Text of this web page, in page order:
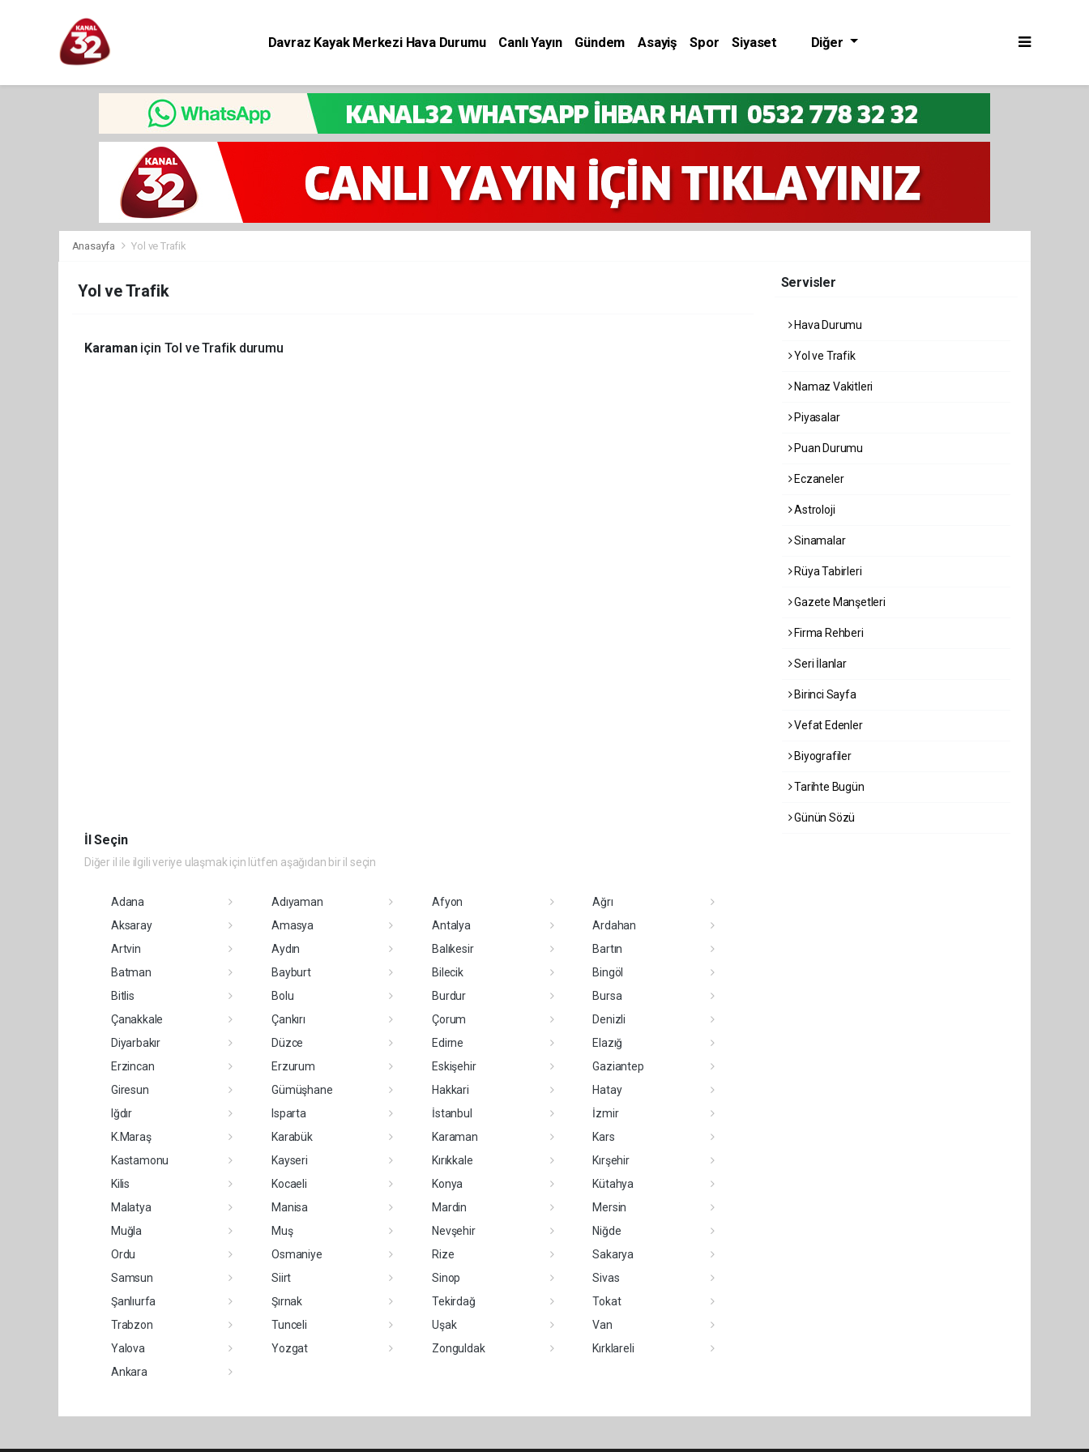
Davraz Kayak Merkezi Hava Durumu Canlı Yayın Gündem Asayiş Spor
Siyaset
Diğer
Anasayfa Yol ve Trafik
Yol ve Trafik
Karaman için Tol ve Trafik durumu
İl Seçin
Diğer il ile ilgili veriye ulaşmak için lütfen aşağıdan bir il seçin
Adana Adıyaman Afyon
Ağrı
Aksaray
Amasya Antalya
Ardahan
Artvin
Aydın Balıkesir
Bartın
Batman
Bayburt Bilecik
Bingöl
Bitlis
Bolu Burdur
Bursa
Çanakkale
Çankırı Çorum
Denizli
Diyarbakır
Düzce Edirne
Elazığ
Erzincan
Erzurum Eskişehir
Gaziantep
Giresun
Gümüşhane Hakkari
Hatay
Iğdır
Isparta İstanbul
İzmir
K.Maraş
Karabük Karaman
Kars
Kastamonu
Kayseri Kırıkkale
Kırşehir
Kilis
Kocaeli Konya
Kütahya
Malatya
Manisa Mardin
Mersin
Muğla
Muş Nevşehir
Niğde
Ordu
Osmaniye Rize
Sakarya
Samsun
Siirt Sinop
Sivas
Şanlıurfa
Şırnak Tekirdağ
Tokat
Trabzon
Tunceli Uşak
Van
Yalova
Yozgat Zonguldak
Kırklareli
Ankara
Servisler
Hava Durumu
Yol ve Trafik
Namaz Vakitleri
Piyasalar
Puan Durumu
Eczaneler
Astroloji
Sinamalar
Rüya Tabirleri
Gazete Manşetleri
Firma Rehberi
Seri İlanlar
Birinci Sayfa
Vefat Edenler
Biyografiler
Tarihte Bugün
Günün Sözü